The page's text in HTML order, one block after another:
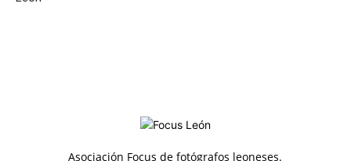
Asociación Focus de fotógrafos leoneses.